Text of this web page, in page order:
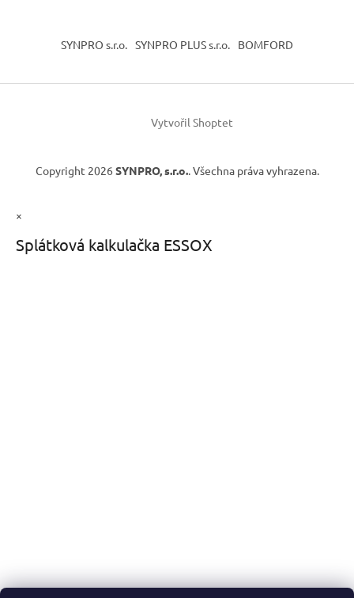
SYNPRO s.r.o. SYNPRO PLUS s.r.o. BOMFORD
Vytvořil Shoptet
Copyright 2026 SYNPRO, s.r.o.. Všechna práva vyhrazena.
×
Splátková kalkulačka ESSOX